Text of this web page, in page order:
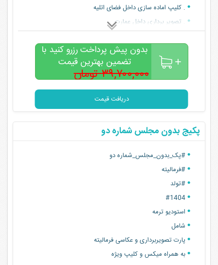
. کلیپ اماده سازی داخل فضای اتلیه
. تصویر برداری داخل عمارت
قیمت اصلی 39000000
قیمت پکیج با تخفیف رزرو آنلاین:35500000
بدون پیش پرداخت رزرو کنید با
تضمین بهترین قیمت
۳۹,۷۰۰,۰۰۰ تومان
۳۵,۵۰۰,۰۰۰تومان
دریافت قیمت
پکیج بدون مجلس شماره دو
#پک_بدون_مجلس_شماره دو
#فرمالیته
#تولد
استودیو ترمه
شامل
پارت تصویربرداری و عکاسی فرمالیته
به همراه میکس و کلیپ ویژه